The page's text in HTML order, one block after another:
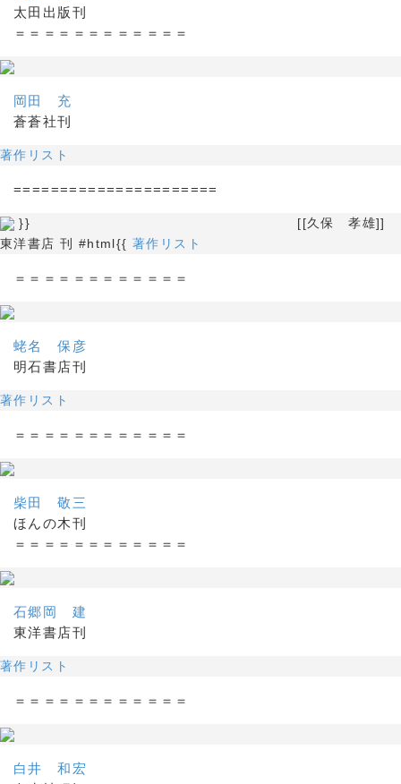
太田出版刊
＝＝＝＝＝＝＝＝＝＝＝＝
岡田 充
蒼蒼社刊
著作リスト
======================
}} [[久保 孝雄]]
東洋書店 刊 #html{{ 著作リスト
＝＝＝＝＝＝＝＝＝＝＝＝
蛯名 保彦
明石書店刊
著作リスト
＝＝＝＝＝＝＝＝＝＝＝＝
柴田 敬三
ほんの木刊
＝＝＝＝＝＝＝＝＝＝＝＝
石郷岡 建
東洋書店刊
著作リスト
＝＝＝＝＝＝＝＝＝＝＝＝
白井 和宏